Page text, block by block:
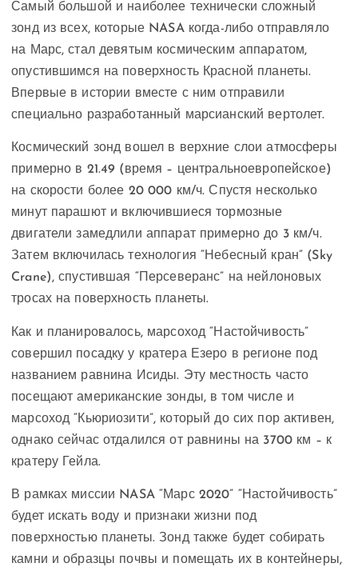
Самый большой и наиболее технически сложный
зонд из всех, которые NASA когда-либо отправляло
на Марс, стал девятым космическим аппаратом,
опустившимся на поверхность Красной планеты.
Впервые в истории вместе с ним отправили
специально разработанный марсианский вертолет.
Космический зонд вошел в верхние слои атмосферы
примерно в 21.49 (время – центральноевропейское)
на скорости более 20 000 км/ч. Спустя несколько
минут парашют и включившиеся тормозные
двигатели замедлили аппарат примерно до 3 км/ч.
Затем включилась технология “Небесный кран” (Sky
Crane), спустившая “Персеверанс” на нейлоновых
тросах на поверхность планеты.
Как и планировалось, марсоход “Настойчивость”
совершил посадку у кратера Езеро в регионе под
названием равнина Исиды. Эту местность часто
посещают американские зонды, в том числе и
марсоход “Кьюриозити”, который до сих пор активен,
однако сейчас отдалился от равнины на 3700 км – к
кратеру Гейла.
В рамках миссии NASA “Марс 2020” “Настойчивость”
будет искать воду и признаки жизни под
поверхностью планеты. Зонд также будет собирать
камни и образцы почвы и помещать их в контейнеры,